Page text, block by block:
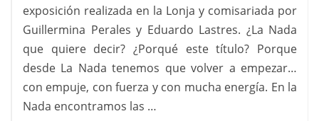
exposición realizada en la Lonja y comisariada por
Guillermina Perales y Eduardo Lastres. ¿La Nada
que quiere decir? ¿Porqué este título? Porque
desde La Nada tenemos que volver a empezar…
con empuje, con fuerza y con mucha energía. En la
Nada encontramos las …